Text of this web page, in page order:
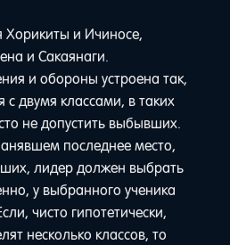
и Ичиносе,
и Сакаянаги.
и обороны устроена так,
с двумя классами, в таких
не допустить выбывших.
последнее место,
лидер должен выбрать
у выбранного ученика
чисто гипотетически,
несколько классов, то